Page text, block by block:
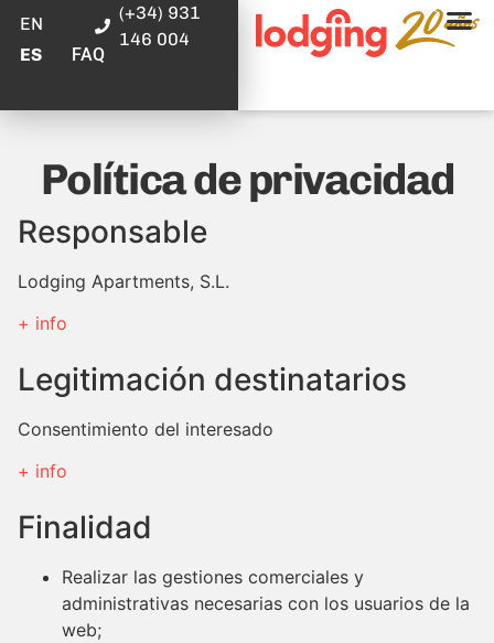
EN
ES
FAQ
(+34) 931
146 004
Política de privacidad
Responsable
Lodging Apartments, S.L.
+ info
Legitimación destinatarios
Consentimiento del interesado
+ info
Finalidad
Realizar las gestiones comerciales y
administrativas necesarias con los usuarios de la
web;